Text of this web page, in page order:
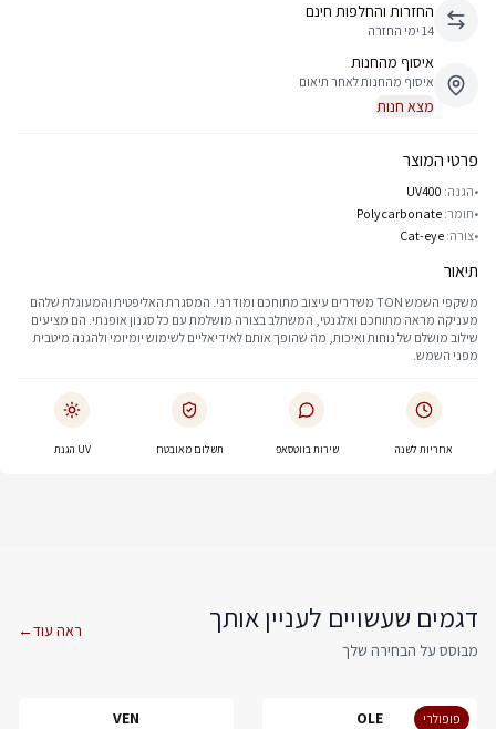
החזרות והחלפות חינם
14 ימי החזרה
איסוף מהחנות
איסוף מהחנות לאחר תיאום
מצא חנות
פרטי המוצר
•הגנה: UV400
•חומר: Polycarbonate
•צורה: Cat-eye
תיאור
משקפי השמש TON משדרים עיצוב מתוחכם ומודרני. המסגרת האליפטית והמעוגלת שלהם
מעניקה מראה מתוחכם ואלגנטי, המשתלב בצורה מושלמת עם כל סגנון אופנתי. הם מציעים
שילוב מושלם של נוחות ואיכות, מה שהופך אותם לאידיאליים לשימוש יומיומי ולהגנה מיטבית
מפני השמש.
אחריות לשנה שירות בווטסאפ תשלום מאובטח UV הגנת
דגמים שעשויים לעניין אותך
מבוסס על הבחירה שלך
ראה עוד←
פופולרי OLE
VEN